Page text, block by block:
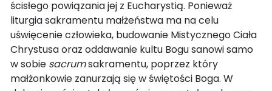
ścisłego powiązania jej z Eucharystią. Ponieważ
liturgia sakramentu małżeństwa ma na celu
uświęcenie człowieka, budowanie Mistycznego Ciała
Chrystusa oraz oddawanie kultu Bogu sanowi samo
w sobie sacrumsakramentu, poprzez który
małżonkowie zanurzają się w świętości Boga. W